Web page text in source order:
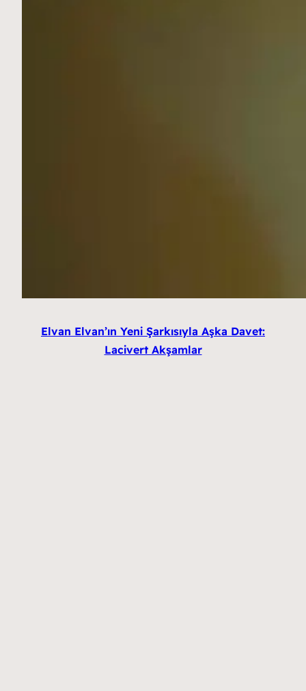
Elvan Elvan’ın Yeni Şarkısıyla Aşka Davet:
Lacivert Akşamlar